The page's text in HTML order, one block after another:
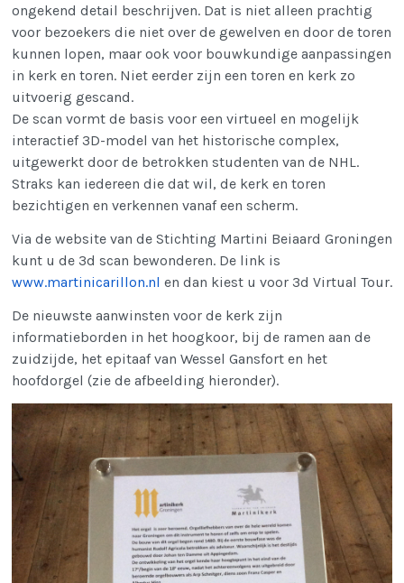
ongekend detail beschrijven. Dat is niet alleen prachtig
voor bezoekers die niet over de gewelven en door de toren
kunnen lopen, maar ook voor bouwkundige aanpassingen
in kerk en toren. Niet eerder zijn een toren en kerk zo
uitvoerig gescand.
De scan vormt de basis voor een virtueel en mogelijk
interactief 3D-model van het historische complex,
uitgewerkt door de betrokken studenten van de NHL.
Straks kan iedereen die dat wil, de kerk en toren
bezichtigen en verkennen vanaf een scherm.
Via de website van de Stichting Martini Beiaard Groningen
kunt u de 3d scan bewonderen. De link is
www.martinicarillon.nl en dan kiest u voor 3d Virtual Tour.
De nieuwste aanwinsten voor de kerk zijn
informatieborden in het hoogkoor, bij de ramen aan de
zuidzijde, het epitaaf van Wessel Gansfort en het
hoofdorgel (zie de afbeelding hieronder).